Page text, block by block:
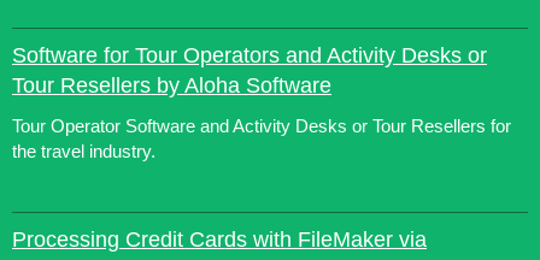
Software for Tour Operators and Activity Desks or
Tour Resellers by Aloha Software
Tour Operator Software and Activity Desks or Tour Resellers for
the travel industry.
Processing Credit Cards with FileMaker via